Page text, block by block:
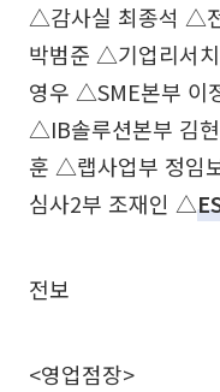
△감사실 최종석 △
박범준 △기업리서
영우 △SME본부 이
△IB솔루션본부 김
훈 △랩사업부 정임
심사2부 조재인 △
전보
<영업점장>